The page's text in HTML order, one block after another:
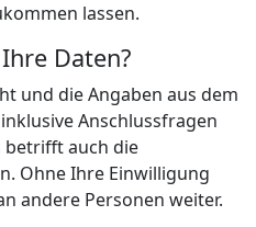
lassen.
Daten?
und die Angaben aus dem
Anschlussfragen
betrifft auch die
Ohne Ihre Einwilligung
andere Personen weiter.